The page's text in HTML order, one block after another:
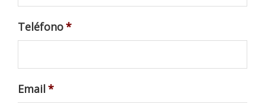
Teléfono*
Email*